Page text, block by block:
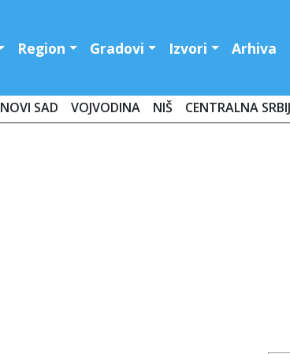
Region Gradovi Izvori Arhiva
NOVI SAD VOJVODINA NIŠ CENTRALNA